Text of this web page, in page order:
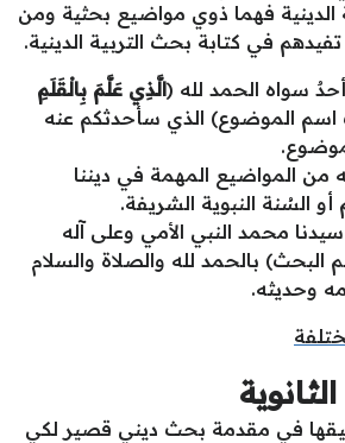
الدينية فهما ذوي مواضيع بحثية ومن
في كتابة بحث التربية الدينية.
أحدٌ سواه الحمد لله (الَّذِي عَلَّمَ بِالْقَلَمِ
اسم الموضوع) الذي سأحدثكم عنه
من المواضيع المهمة في ديننا
السُنة النبوية الشريفة.
محمد النبي الأمي وعلى آله
بالحمد لله والصلاة والسلام
وحديثه.
في مقدمة بحث ديني قصير لكي